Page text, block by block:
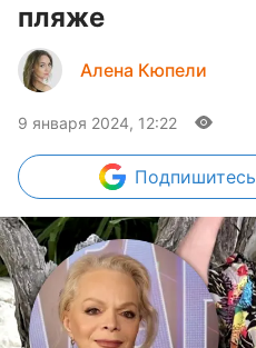
пляже
Алена Кюпели
9 января 2024, 12:22
Подпишитесь